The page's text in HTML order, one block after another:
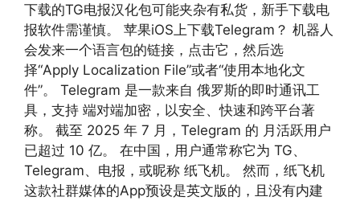
下载的TG电报汉化包可能夹杂有私货，新手下载电
报软件需谨慎。 苹果iOS上下载Telegram？ 机器人
会发来一个语言包的链接，点击它，然后选
择“Apply Localization File”或者“使用本地化文
件”。 Telegram 是一款来自 俄罗斯的即时通讯工
具，支持 端对端加密，以安全、快速和跨平台著
称。 截至 2025 年 7 月，Telegram 的 月活跃用户
已超过 10 亿。 在中国，用户通常称它为 TG、
Telegram、电报，或昵称 纸飞机。 然而，纸飞机
这款社群媒体的App预设是英文版的，且没有内建